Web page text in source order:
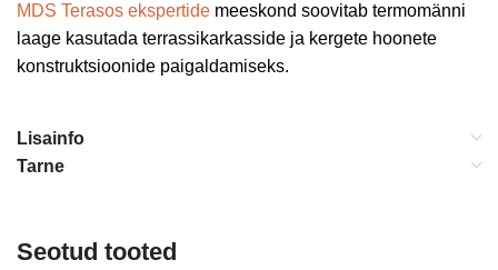
MDS Terasos ekspertide meeskond soovitab termomänni
laage kasutada terrassikarkasside ja kergete hoonete
konstruktsioonide paigaldamiseks.
Lisainfo
Tarne
Seotud tooted